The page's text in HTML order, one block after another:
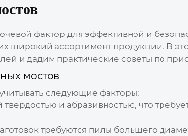
фактор для эффективной и
широкий ассортимент продукции. В
и дадим практические советы по
мостов
следующие факторы:
и абразивностью, что
требуются пилы большего